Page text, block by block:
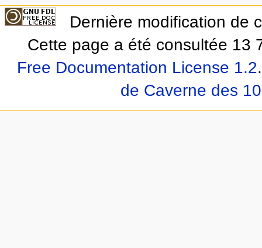
Dernière modification de
Cette page a été consultée 13
Free Documentation License 1.2.
de Caverne des